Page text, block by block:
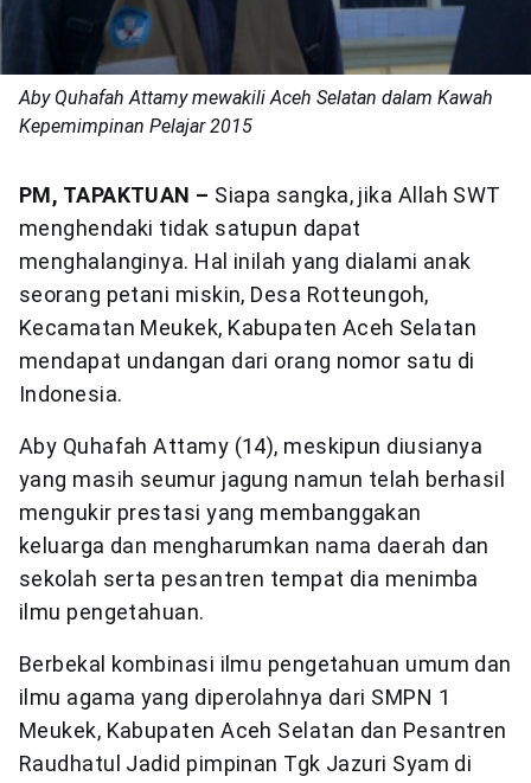
Aby Quhafah Attamy mewakili Aceh Selatan dalam Kawah
Kepemimpinan Pelajar 2015
PM, TAPAKTUAN – Siapa sangka, jika Allah SWT
menghendaki tidak satupun dapat
menghalanginya. Hal inilah yang dialami anak
seorang petani miskin, Desa Rotteungoh,
Kecamatan Meukek, Kabupaten Aceh Selatan
mendapat undangan dari orang nomor satu di
Indonesia.
Aby Quhafah Attamy (14), meskipun diusianya
yang masih seumur jagung namun telah berhasil
mengukir prestasi yang membanggakan
keluarga dan mengharumkan nama daerah dan
sekolah serta pesantren tempat dia menimba
ilmu pengetahuan.
Berbekal kombinasi ilmu pengetahuan umum dan
ilmu agama yang diperolahnya dari SMPN 1
Meukek, Kabupaten Aceh Selatan dan Pesantren
Raudhatul Jadid pimpinan Tgk Jazuri Syam di